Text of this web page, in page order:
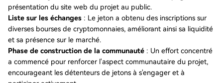
présentation du site web du projet au public.
Liste sur les échanges : Le jeton a obtenu des inscriptions sur
diverses bourses de cryptomonnaies, améliorant ainsi sa liquidité
et sa présence sur le marché.
Phase de construction de la communauté : Un effort concentré
a commencé pour renforcer l'aspect communautaire du projet,
encourageant les détenteurs de jetons à s'engager et à